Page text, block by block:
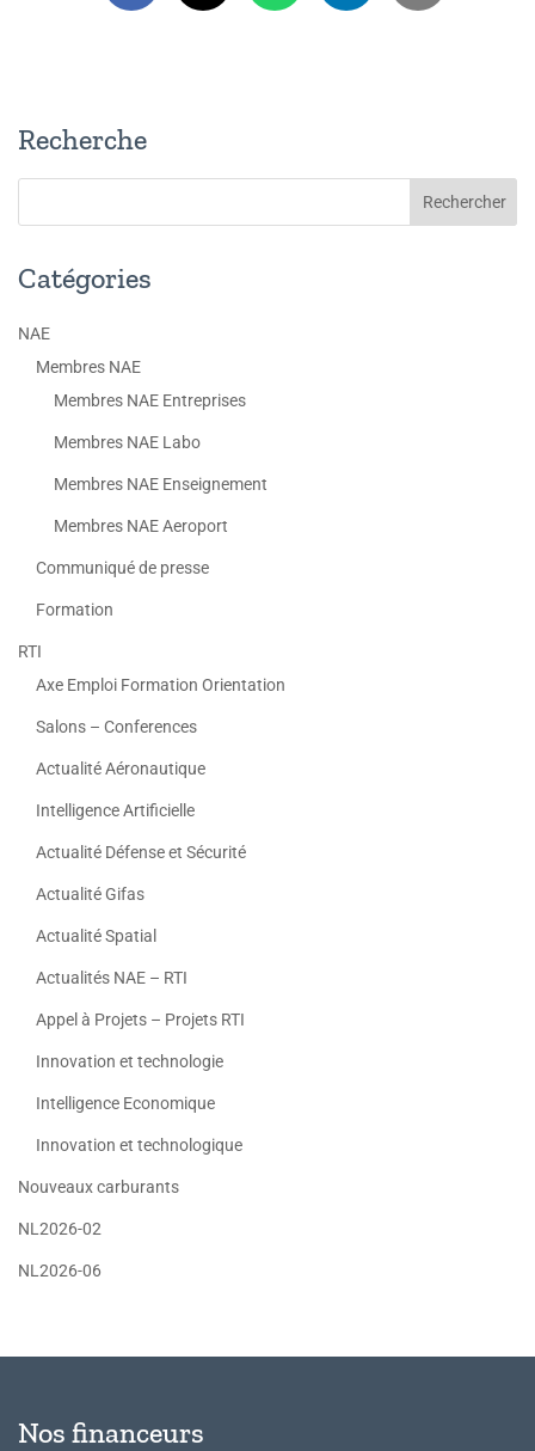
Recherche
Catégories
NAE
Membres NAE
Membres NAE Entreprises
Membres NAE Labo
Membres NAE Enseignement
Membres NAE Aeroport
Communiqué de presse
Formation
RTI
Axe Emploi Formation Orientation
Salons – Conferences
Actualité Aéronautique
Intelligence Artificielle
Actualité Défense et Sécurité
Actualité Gifas
Actualité Spatial
Actualités NAE – RTI
Appel à Projets – Projets RTI
Innovation et technologie
Intelligence Economique
Innovation et technologique
Nouveaux carburants
NL2026-02
NL2026-06
Nos financeurs